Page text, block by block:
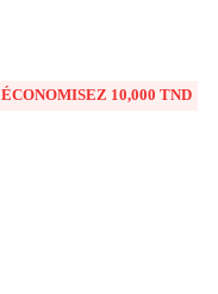
ÉCONOMISEZ 10,000 TND